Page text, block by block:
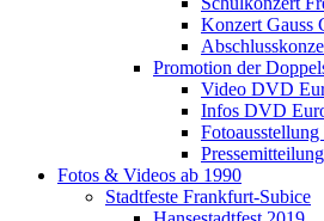
Konzert Gauss
Promotion der
Video DVD
Infos DVD
Fotos & Videos ab 1990
Stadtfeste Frankfurt-Subice